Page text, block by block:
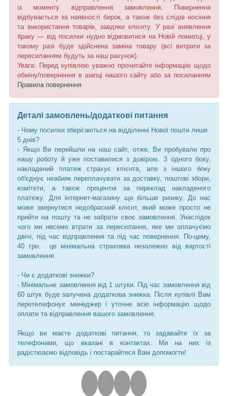
із моменту відправлення замовлення. Повернення
відбувається за наявності бирок, а також без слідів носіння
та використання товарів, завдяки клієнту. У разі виявлення
браку — від посилки нудно відмовитися на Новій помилці, у
такому разі буде здійснена заміна товару (всі витрати за
пересиланням будуть за наш рахунок).
Увага: Перед купівлею уважно прочитайте інформацію щодо
обміну/повернення в шапці нашого сайту або за посиланням
Правила повернення
Деталі замовлень/додаткові питання
- Чому посилки зберігаються на відділенні Нової пошти лише
5 днів?
- Якщо Ви перейшли на наш сайт, отже, Ви пробували про
нашу роботу й уже поставилися з довірою. З одного боку,
накладений платеж страхує клієнта, але з іншого боку
об'єднує неабияк переплачувати за доставку, поштові збори,
комітети, а також процентні за переклад накладеного
платежу. Для інтернет-магазину ще більше ризику. До нас
може звернутися недобрасний клієнт, який може просто не
прийти на пошту та не забрати своє замовлення. Унаслідок
чого ми несемо втрати за пересилання, яке ми оплачуємо
двічі, під час відправлення та під час повернення. По-цему,
40 грн. це мінімальна страховка незалежно від вартості
замовлення.
- Чи є додаткові знижки?
- Мінімальне замовлення від 1 штуки. Під час замовлення від
60 штук буде залучена додаткова знижка. Після купівлі Вам
перетелефонує менеджер і уточне всю інформацію щодо
оплати та відправлення вашого замовлення.
Якщо ви маєте додаткові питання, то задавайте їх за
телефонами, що вказані в контактах. Ми на них із
радістюаємо відповідь і постарайтеся Вам допомогти!